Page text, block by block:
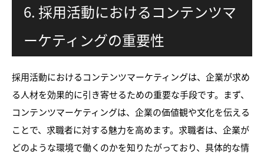
6. 採用活動におけるコンテンツマ
ーケティングの重要性
採用活動におけるコンテンツマーケティングは、企業が求め
る人材を効果的に引き寄せるための重要な手段です。まず、
コンテンツマーケティングは、企業の価値観や文化を伝える
ことで、求職者に対する魅力を高めます。求職者は、企業が
どのような環境で働くのかを知りたがっており、具体的な情